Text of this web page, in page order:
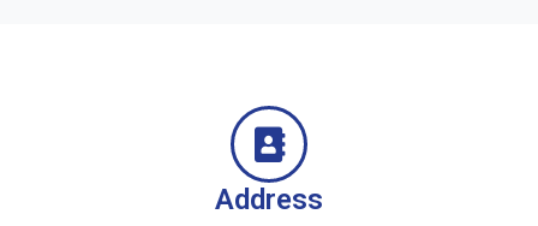
Address